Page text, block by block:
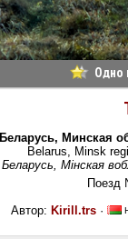
Одно
Беларусь, Минская
Belarus, Minsk
Беларусь, Мінская
Поезд
Автор: Kirill.trs ·